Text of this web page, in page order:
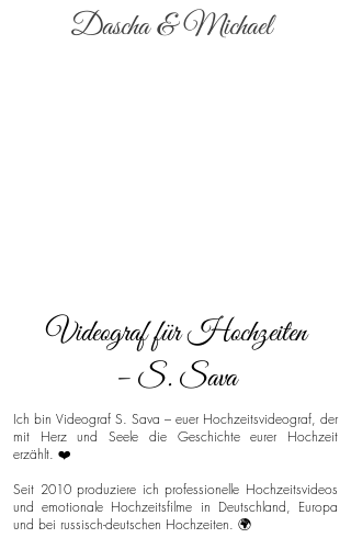
Dascha & Michael
Videograf für Hochzeiten
– S. Sava
Ich bin Videograf S. Sava – euer Hochzeitsvideograf, der
mit Herz und Seele die Geschichte eurer Hochzeit
erzählt. ❤️
Seit 2010 produziere ich professionelle Hochzeitsvideos
und emotionale Hochzeitsfilme in Deutschland, Europa
und bei russisch-deutschen Hochzeiten. 🌍